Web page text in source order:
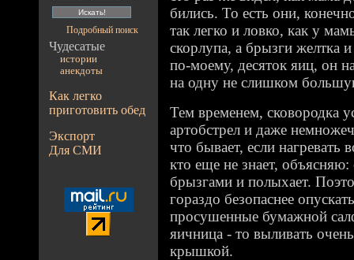
Подробный поиск
Чудесатые
истории
анекдоты
Как легко
приготовить обед
Экспорт
Для СМИ
бились. То есть они,
так легко и ловко, как у
скорлупа, а брызги желтка
по-моему, десяток яиц, он
на одну не слишком
Тем временем, сковородка
артобстрел и даже
что бывает, если
кто еще не знает,
брызгами и полыхает.
гораздо безопаснее
просушенные бумажной
яичница - то выливать
крышкой.